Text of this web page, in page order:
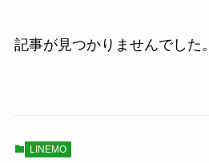
記事が見つかりませんでした。
LINEMO